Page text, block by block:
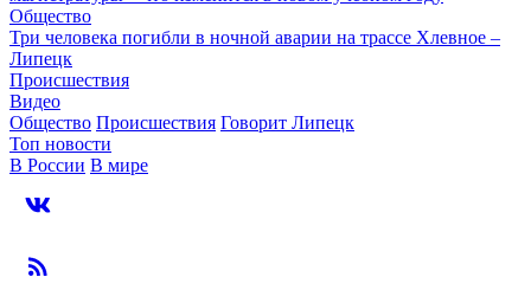
Общество
Три человека погибли в ночной аварии на трассе Хлевное –
Липецк
Происшествия
Видео
Общество Происшествия Говорит Липецк
Топ новости
В России В мире